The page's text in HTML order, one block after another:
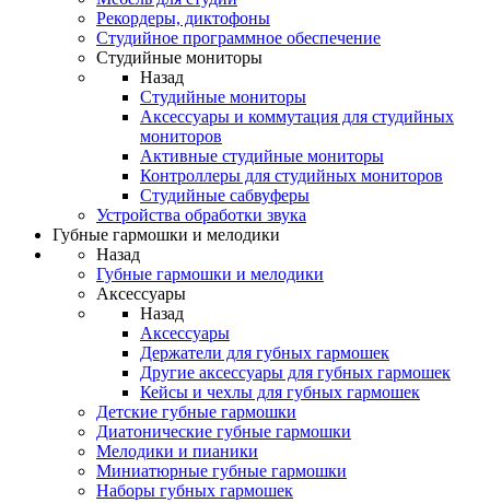
Рекордеры, диктофоны
Студийное программное обеспечение
Студийные мониторы
Назад
Студийные мониторы
Аксессуары и коммутация для студийных
мониторов
Активные студийные мониторы
Контроллеры для студийных мониторов
Студийные сабвуферы
Устройства обработки звука
Губные гармошки и мелодики
Назад
Губные гармошки и мелодики
Аксессуары
Назад
Аксессуары
Держатели для губных гармошек
Другие аксессуары для губных гармошек
Кейсы и чехлы для губных гармошек
Детские губные гармошки
Диатонические губные гармошки
Мелодики и пианики
Миниатюрные губные гармошки
Наборы губных гармошек